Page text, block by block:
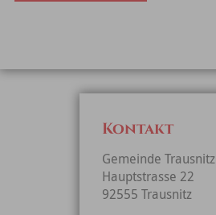
Kontakt
Gemeinde Trausnitz
Hauptstrasse 22
92555 Trausnitz